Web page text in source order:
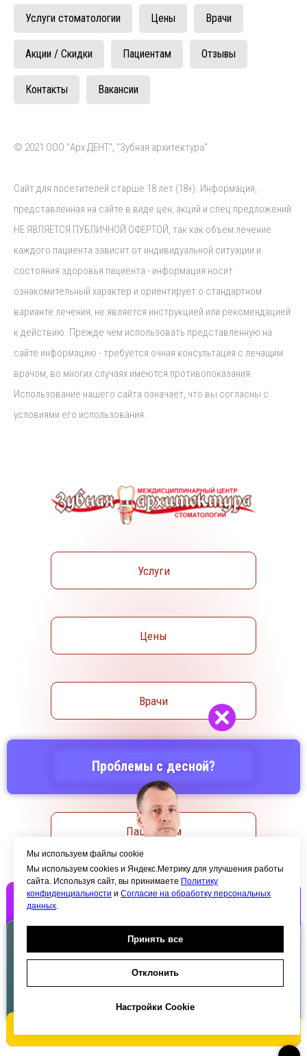
Услуги стоматологии Цены Врачи
Акции / Скидки Пациентам Отзывы
Контакты Вакансии
© 2021 ООО "Арх ДЕНТ", "Зубная архитектура"
Сайт для посетителей старше 18 лет (18+). Информация,
представленная на сайте в виде цен, акций и спец предложений
НЕ ЯВЛЯЕТСЯ ПУБЛИЧНОЙ ОФЕРТОЙ, так как объем лечение
каждого пациента зависит от индивидуальной ситуации и
состояния здоровья пациента - информация носит
ознакомительный характер и ориентирует о стандартном
варианте лечения, не является инструкцией или рекомендацией
к действию. Прежде чем использовать представленную на
сайте информацию - требуется очная консультация с лечащим
врачом, во многих случаях имеются противопоказания.
Использование нашего сайта означает, что вы согласны с
условиями его использования.
Услуги
Цены
Врачи
Акции / Скидки
Пациентам
Отзывы
Контакты
Проблемы с десной?
Консультация врача
Бесплатно
Мы используем файлы cookie
Мы используем cookies и Яндекс.Метрику для улучшения работы
сайта. Используя сайт, вы принимаете Политику
конфиденциальности и Согласие на обработку персональных
данных
Принять все
Отклонить
Настройки Cookie